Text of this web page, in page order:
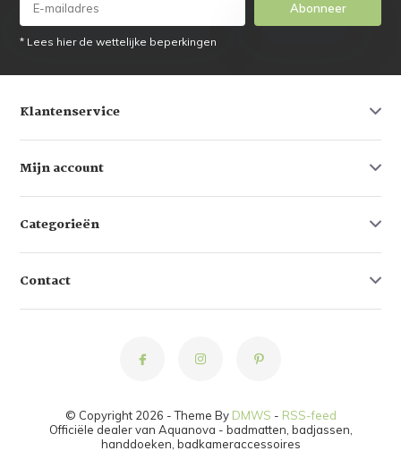
Abonneer
* Lees hier de wettelijke beperkingen
Klantenservice
Mijn account
Categorieën
Contact
© Copyright 2026 - Theme By DMWS - RSS-feed
Officiële dealer van Aquanova - badmatten, badjassen,
handdoeken, badkameraccessoires